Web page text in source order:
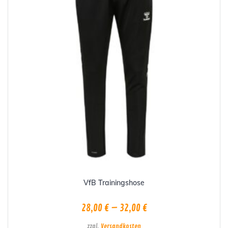
Produktseite
gewählt
werden
VfB Trainingshose
28,00€– 32,00€